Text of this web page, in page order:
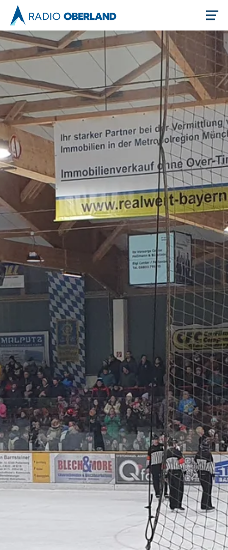
Jetzt live hören
Newsreader
Stellenangebote
Unternehmen
Das geheime Geräusch
Wandern
Fotobox
Amphibienschutz
Programm
Service
Nachgehört
Podcast
Newsletter
Zeit fürs Oberland
Handwerker